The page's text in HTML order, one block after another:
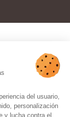
del usuario,
personalización
y lucha contra el